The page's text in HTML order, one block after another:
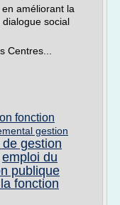
améliorant la
social
Centres...
fonction
gestion
gestion
emploi du
publique
fonction